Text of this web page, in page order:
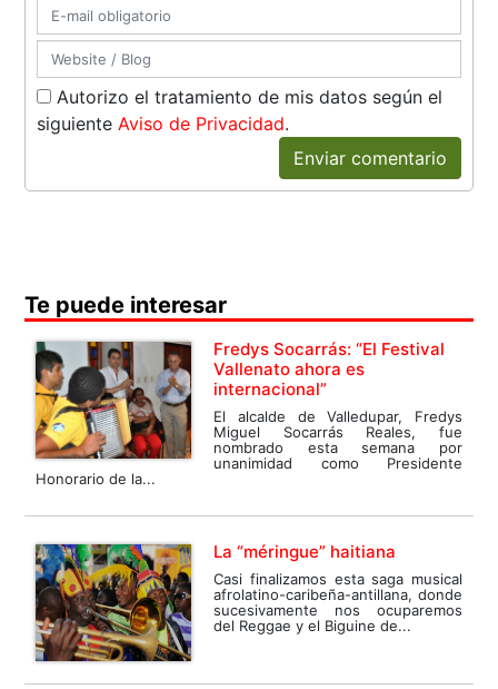
Autorizo el tratamiento de mis datos según el
siguiente Aviso de Privacidad.
Enviar comentario
Te puede interesar
Fredys Socarrás: “El Festival
Vallenato ahora es
internacional”
El alcalde de Valledupar, Fredys
Miguel Socarrás Reales, fue
nombrado esta semana por
unanimidad como Presidente
Honorario de la...
La “méringue” haitiana
Casi finalizamos esta saga musical
afrolatino-caribeña-antillana, donde
sucesivamente nos ocuparemos
del Reggae y el Biguine de...